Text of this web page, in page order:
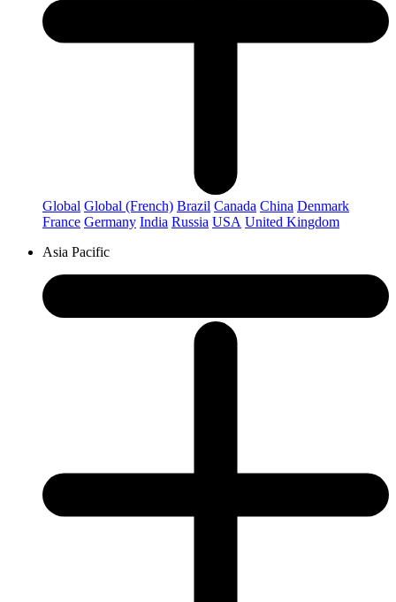
Global Global (French) Brazil Canada China Denmark
France Germany India Russia USA United Kingdom
Asia Pacific